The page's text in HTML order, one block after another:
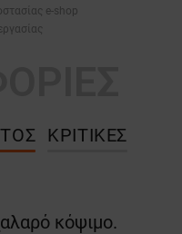
e-shop
ΚΡΙΤΙΚΈΣ
κόψιμο.